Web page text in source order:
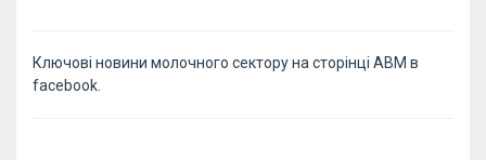
Ключові новини молочного сектору на сторінці АВМ в
facebook